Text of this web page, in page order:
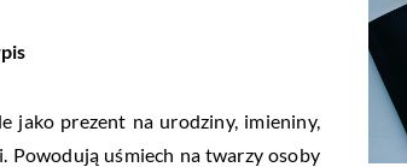
jako prezent na urodziny, imieniny,
Powodują uśmiech na twarzy osoby